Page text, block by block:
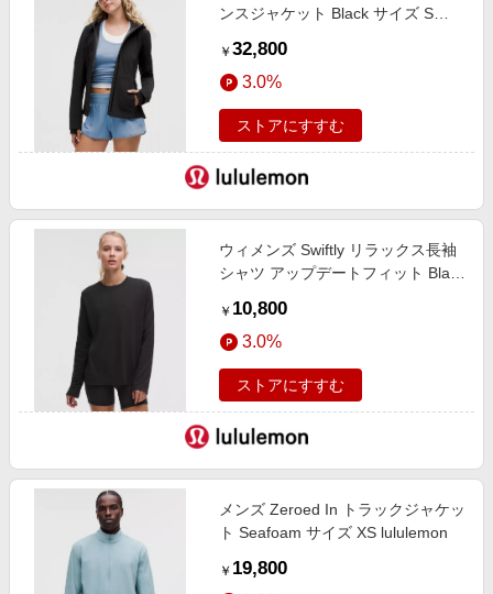
ンスジャケット Black サイズ S
￥ 32,800
3.0%
ストアにすすむ
ウィメンズ Swiftly リラックス長袖
シャツ アップデートフィット Black
￥ 10,800
3.0%
ストアにすすむ
メンズ Zeroed In トラックジャケッ
ト Seafoam サイズ XS lululemon
￥ 19,800